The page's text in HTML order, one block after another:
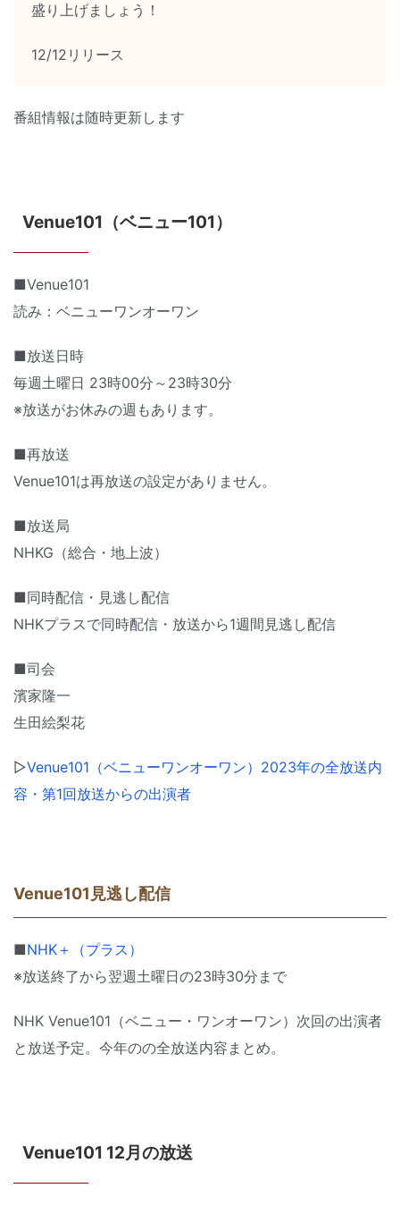
盛り上げましょう！
12/12リリース
番組情報は随時更新します
Venue101（ベニュー101）
■Venue101
読み：ベニューワンオーワン
■放送日時
毎週土曜日 23時00分～23時30分
※放送がお休みの週もあります。
■再放送
Venue101は再放送の設定がありません。
■放送局
NHKG（総合・地上波）
■同時配信・見逃し配信
NHKプラスで同時配信・放送から1週間見逃し配信
■司会
濱家隆一
生田絵梨花
▷Venue101（ベニューワンオーワン）2023年の全放送内
容・第1回放送からの出演者
Venue101見逃し配信
■NHK＋（プラス）
※放送終了から翌週土曜日の23時30分まで
NHK Venue101（ベニュー・ワンオーワン）次回の出演者
と放送予定。今年のの全放送内容まとめ。
Venue101 12月の放送